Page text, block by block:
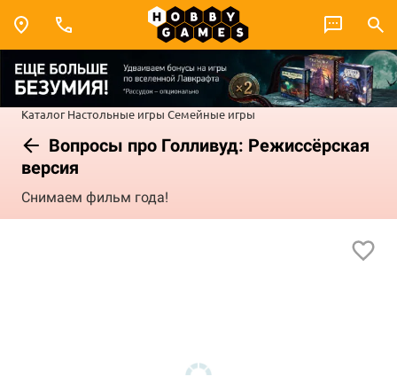
Каталог Настольные игры Семейные игры
Вопросы про Голливуд: Режиссёрская
версия
Снимаем фильм года!